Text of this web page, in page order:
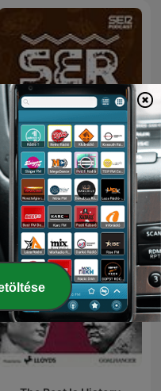
SER Historia